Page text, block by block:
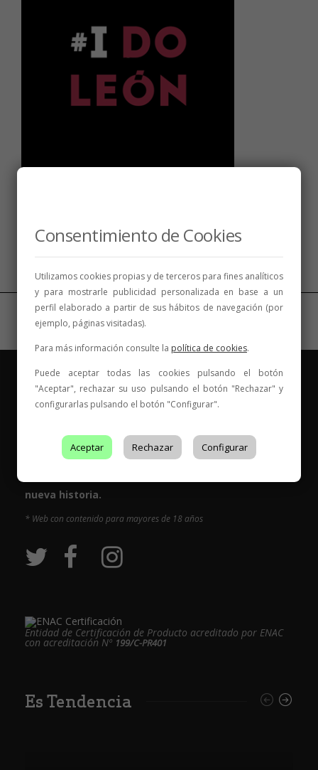
Vinos para compartir historias
nueva historia.
* Web con contenido para mayores de 18 años
Entidad de Certificación de Producto acreditado por ENAC
con acreditación Nº 199/C-PR401
Es Tendencia
Consentimiento de Cookies
Utilizamos cookies propias y de terceros para fines analíticos
y para mostrarle publicidad personalizada en base a un
perfil elaborado a partir de sus hábitos de navegación (por
ejemplo, páginas visitadas).
Para más información consulte la política de cookies.
Puede aceptar todas las cookies pulsando el botón
"Aceptar", rechazar su uso pulsando el botón "Rechazar" y
configurarlas pulsando el botón "Configurar".
Aceptar Rechazar Configurar